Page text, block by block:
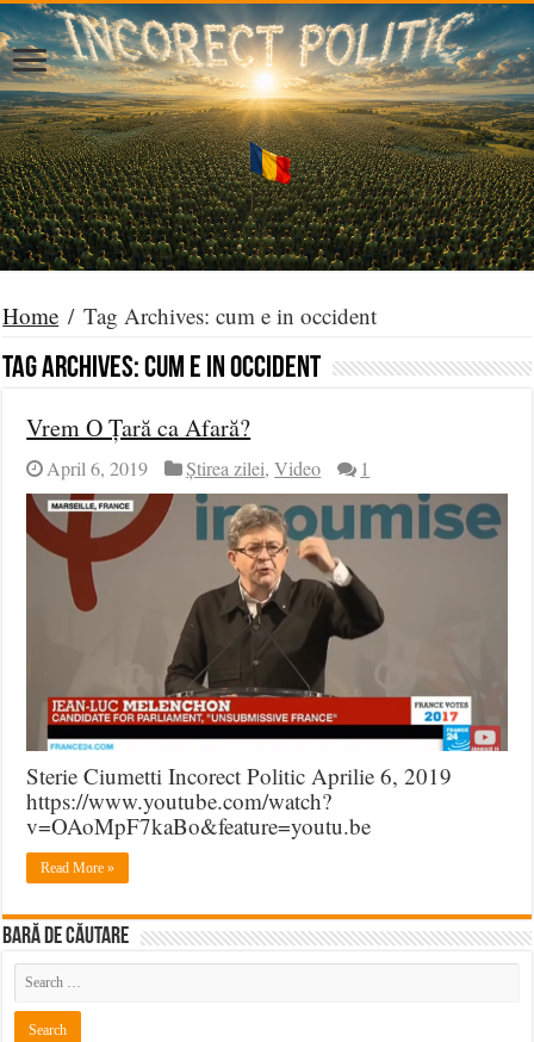
Home / Tag Archives: cum e in occident
Tag Archives:cum e in occident
Vrem O Țară ca Afară?
April 6, 2019 Știrea zilei,Video 1
Sterie Ciumetti Incorect Politic Aprilie 6, 2019
https://www.youtube.com/watch?
v=OAoMpF7kaBo&feature=youtu.be
Read More »
BARĂ DE CĂUTARE